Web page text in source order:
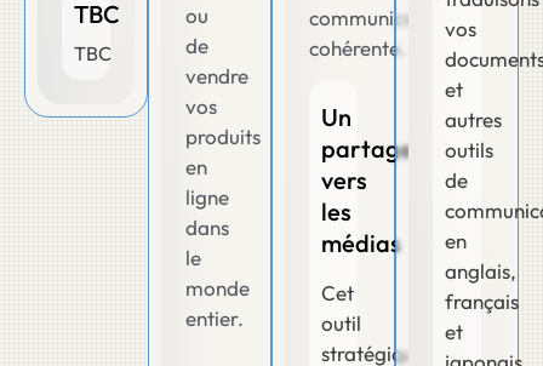
TBC
TBC
ou
de
vendre
vos
produits
en
ligne
dans
le
monde
entier.
communication
cohérente.
Un
partage
vers
les
médias
Cet
outil
stratégique
vos
et
autres
outils
de
en
anglais,
français
et